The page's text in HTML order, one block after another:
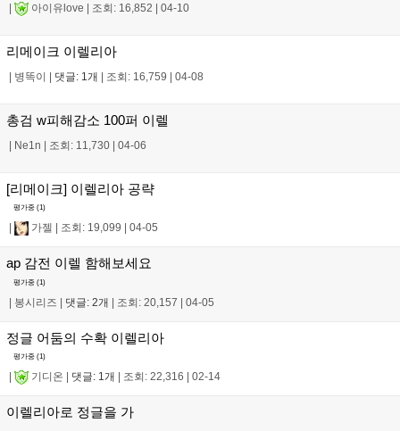
아이유love 조회: 16,852 04-10
리메이크 이렐리아
병똑이 댓글: 1개 조회: 16,759 04-08
총검 w피해감소 100퍼 이렐
Ne1n 조회: 11,730 04-06
[리메이크] 이렐리아 공략
평가중 (1)
가젤 조회: 19,099 04-05
ap 감전 이렐 함해보세요
평가중 (1)
| 봉시리즈 | 댓글: 2개 | 조회: 20,157 | 04-05
정글 어둠의 수확 이렐리아
평가중 (1)
기디온 댓글: 1개 조회: 22,316 02-14
이렐리아로 정글을 가